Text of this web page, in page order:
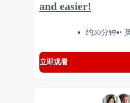
and easier!
约30分钟
立即观看